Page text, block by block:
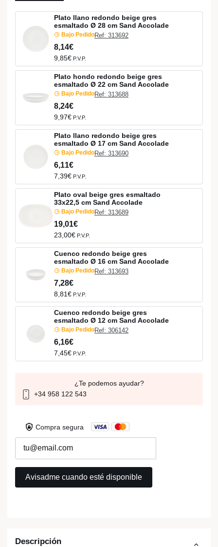
Descripción
Plato llano redondo beige gres
esmaltado Ø 28 cm Sand Accolade
Bajo PedidoRef: 313692
8,14€
9,85€ P.V.P.
Plato hondo redondo beige gres
esmaltado Ø 22 cm Sand Accolade
Bajo PedidoRef: 313688
8,24€
9,97€ P.V.P.
Plato llano redondo beige gres
esmaltado Ø 17 cm Sand Accolade
Bajo PedidoRef: 313690
6,11€
7,39€ P.V.P.
Plato oval beige gres esmaltado
33x22,5 cm Sand Accolade
Bajo PedidoRef: 313689
19,01€
23,00€ P.V.P.
Cuenco redondo beige gres
esmaltado Ø 16 cm Sand Accolade
Bajo PedidoRef: 313693
7,28€
8,81€ P.V.P.
Cuenco redondo beige gres
esmaltado Ø 12 cm Sand Accolade
Bajo PedidoRef: 306142
6,16€
7,45€ P.V.P.
¿Te podemos ayudar?
+34 958 122 543
Compra segura